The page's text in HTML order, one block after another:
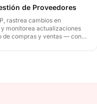
de Proveedores
rastrea cambios en
monitorea actualizaciones
de compras y ventas — con
de precios al instante.